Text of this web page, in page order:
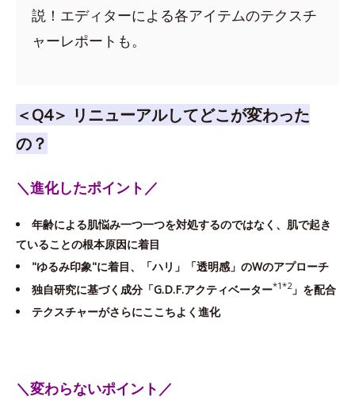
説！エディターによる各アイテムのテクスチ
ャーレポートも。
＜Q4＞ リニューアルしてどこが変わった
の？
＼進化したポイント／
年齢による肌悩み一つ一つを対処するのではなく、肌で起き
ていることの根本原因に着目
"ゆるみ印象"に着目、「ハリ」「透明感」のWのアプローチ
独自研究に基づく成分「G.D.F.アクティベーター*1*2」を配合
テクスチャーがさらにここちよく進化
＼変わらないポイント／